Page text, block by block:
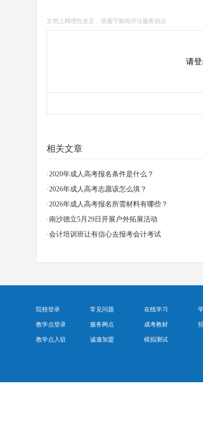
文明上网理性发言，请遵守新闻评论服务协议
请
相关文章
·2020年成人高考报名条件是什么？
·2026年成人高考志愿该怎么填？
·2026年成人高考报名所需材料有哪些？
·南沙德立5月29日开展户外拓展活动
·会计培训班让有信心去报考会计考试
院校登录
教学点登录
教学点入驻
常见问题
服务网点
诚邀加盟
在线学习
成考教材
模拟测试